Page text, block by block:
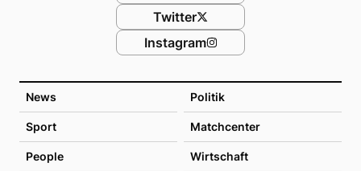
News Politik
Sport Matchcenter
People Wirtschaft
Twitter
Instagram